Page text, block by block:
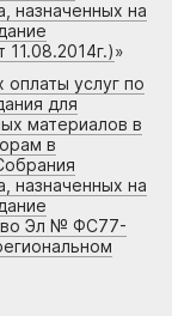
назначенных на
»
услуг по
для
материалов в
в
назначенных на
во Эл № ФС77-